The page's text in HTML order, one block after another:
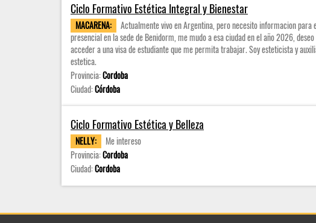
Ciclo Formativo Estética Integral y Bienestar
MACARENA:
Actualmente vivo en Argentina, pero necesito informacion para
presencial en la sede de Benidorm, me mudo a esa ciudad en el año 2026,
acceder a una visa de estudiante que me permita trabajar. Soy esteticista y
estetica.
Provincia:Cordoba
Ciudad:Córdoba
Ciclo Formativo Estética y Belleza
NELLY:
Me intereso
Provincia:Cordoba
Ciudad:Cordoba